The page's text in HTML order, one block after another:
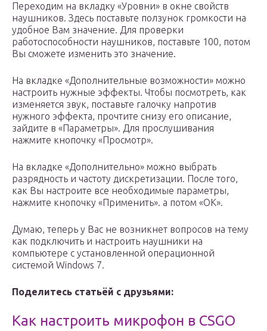
Переходим на вкладку «Уровни» в окне свойств
наушников. Здесь поставьте ползунок громкости на
удобное Вам значение. Для проверки
работоспособности наушников, поставьте 100, потом
Вы сможете изменить это значение.
На вкладке «Дополнительные возможности» можно
настроить нужные эффекты. Чтобы посмотреть, как
изменяется звук, поставьте галочку напротив
нужного эффекта, прочтите снизу его описание,
зайдите в «Параметры». Для прослушивания
нажмите кнопочку «Просмотр».
На вкладке «Дополнительно» можно выбрать
разрядность и частоту дискретизации. После того,
как Вы настроите все необходимые параметры,
нажмите кнопочку «Применить». а потом «ОК».
Думаю, теперь у Вас не возникнет вопросов на тему
как подключить и настроить наушники на
компьютере с установленной операционной
системой Windows 7.
Поделитесь статьёй с друзьями:
Как настроить микрофон в CSGO